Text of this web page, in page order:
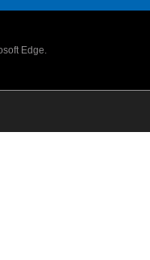
Edge.